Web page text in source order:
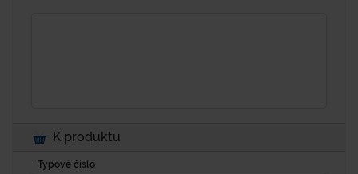
K produktu
Typové číslo